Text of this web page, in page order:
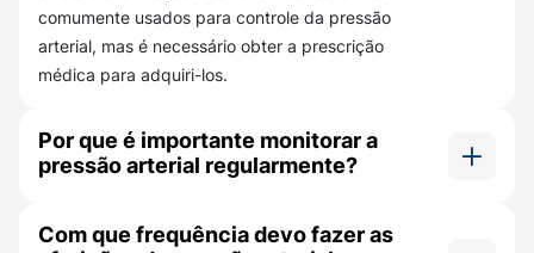
comumente usados para controle da pressão
arterial, mas é necessário obter a prescrição
médica para adquiri-los.
Por que é importante monitorar a
pressão arterial regularmente?
essencial para o controle da hipertensão. Isso
Com que frequência devo fazer as